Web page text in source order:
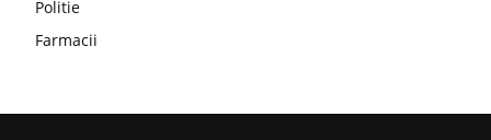
Politie
Farmacii